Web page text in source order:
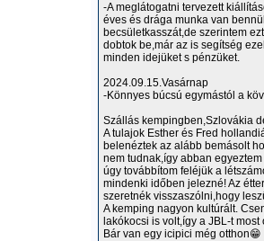
-A meglátogatni tervezett
éves és drága munka van
becsületkasszát,de szerintem
dobtok be,már az is segítség
minden idejüket s pénzüket.
2024.09.15.Vasárnap
-Könnyes búcsú egymástól a
Szállás kempingben,Szlovákia
A tulajok Esther és Fred
belenéztek az alább bemásolt
nem tudnak,így abban
úgy továbbítom feléjük a
mindenki időben jelezné! Az
szeretnék visszaszólni,hogy
A kemping nagyon kultúrált.
lakókocsi is volt,így a JBL-t
Bár van egy icipici még otthon😁